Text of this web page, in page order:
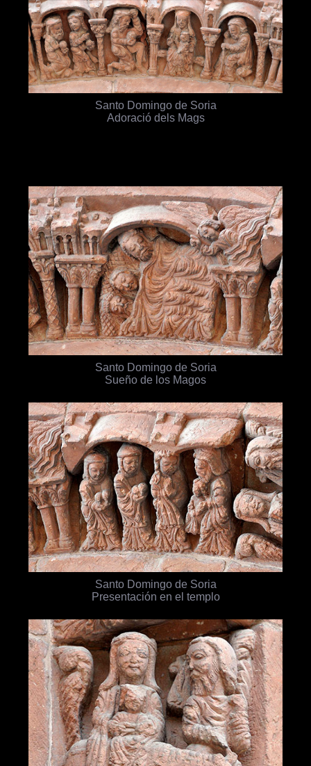
Santo Domingo de Soria
Adoració dels Mags
Santo Domingo de Soria
Sueño de los Magos
Santo Domingo de Soria
Presentación en el templo